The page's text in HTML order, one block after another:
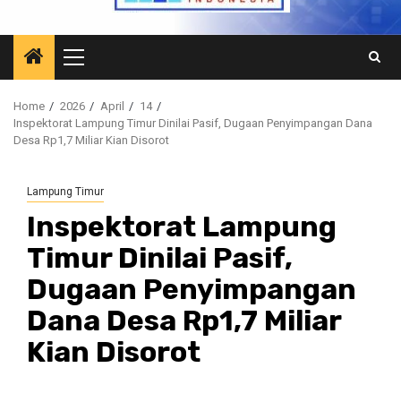
Primary
Menu
Home 2026 April
14
Inspektorat Lampung Timur Dinilai Pasif, Dugaan Penyimpangan Dana
Desa Rp1,7 Miliar Kian Disorot
Lampung Timur
Inspektorat Lampung
Timur Dinilai Pasif,
Dugaan Penyimpangan
Dana Desa Rp1,7 Miliar
Kian Disorot